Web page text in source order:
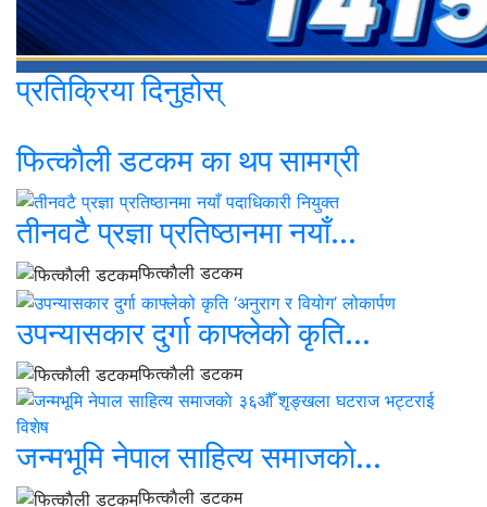
प्रतिक्रिया दिनुहोस्
फित्काैली डटकम का थप सामग्री
तीनवटै प्रज्ञा प्रतिष्ठानमा नयाँ...
फित्काैली डटकम
उपन्यासकार दुर्गा काफ्लेको कृति...
फित्काैली डटकम
जन्मभूमि नेपाल साहित्य समाजकाे...
फित्काैली डटकम